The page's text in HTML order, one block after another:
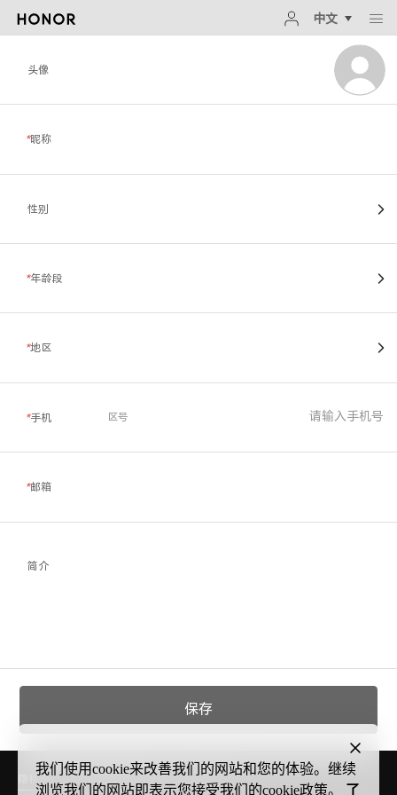
中文
头像
*昵称
性别
*年龄段
*地区
*手机 区号
*邮箱
简介
保存
隐私声明 参赛条款和条例 关于cookies
我们使用cookie来改善我们的网站和您的体验。继续
浏览我们的网站即表示您接受我们的cookie政策。
了